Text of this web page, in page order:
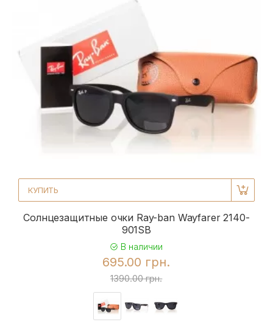
КУПИТЬ
Солнцезащитные очки Ray-ban Wayfarer 2140-
901SB
В наличии
695.00 грн.
1390.00 грн.